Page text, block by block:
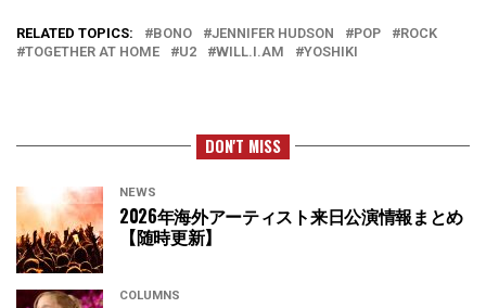
RELATED TOPICS: BONO JENNIFER HUDSON POP
ROCK
TOGETHER AT HOME
U2 WILL.I.AM YOSHIKI
DON'T MISS
NEWS
2026年海外アーティスト来日公演情報まとめ
【随時更新】
COLUMNS